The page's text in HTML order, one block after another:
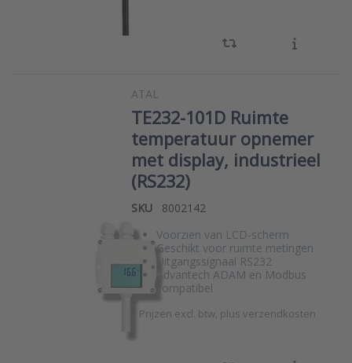
ATAL
TE232-101D Ruimte
temperatuur opnemer
met display, industrieel
(RS232)
SKU
8002142
Voorzien van LCD-scherm
Geschikt voor ruimte metingen
Uitgangssignaal RS232
Advantech ADAM en Modbus
compatibel
Prijzen excl. btw, plus verzendkosten